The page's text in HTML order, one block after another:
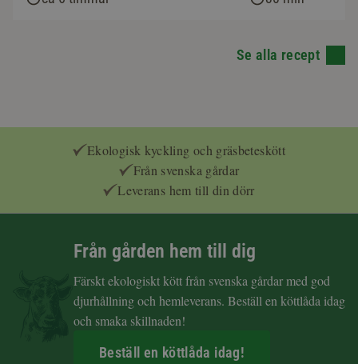
Se alla recept
Ekologisk kyckling och gräsbeteskött
Från svenska gårdar
Leverans hem till din dörr
Från gården hem till dig
Färskt ekologiskt kött från svenska gårdar med god
djurhållning och hemleverans. Beställ en köttlåda idag
och smaka skillnaden!
Beställ en köttlåda idag!